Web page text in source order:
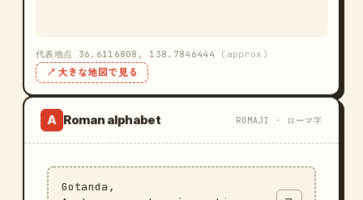
代表地点 36.6116808, 138.7846444 (approx)
↗ 大きな地図で見る
A Roman alphabet ROMAJI · ローマ字
Gotanda,